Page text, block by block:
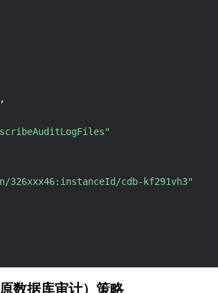
,
326xxx46:instanceId/cdb-kf291vh3"
数据库审计）策略